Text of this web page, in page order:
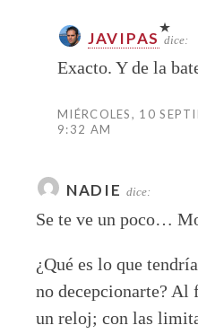
JAVIPAS dice:
Exacto. Y de la
MIÉRCOLES, 10
9:32 AM
NADIE dice:
Se te ve un poco…
¿Qué es lo que
no decepcionarte? Al
un reloj; con las